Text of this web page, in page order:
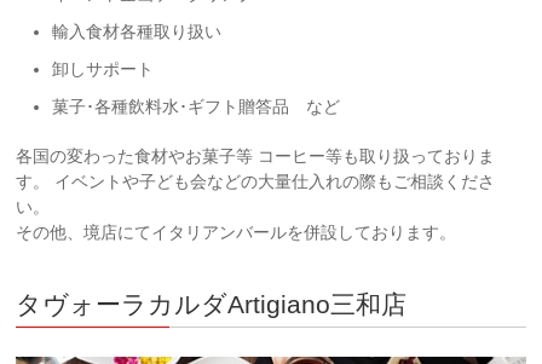
輸入食材各種取り扱い
卸しサポート
菓子･各種飲料水･ギフト贈答品 など
各国の変わった食材やお菓子等 コーヒー等も取り扱っておりま
す。 イベントや子ども会などの大量仕入れの際もご相談くださ
い。
その他、境店にてイタリアンバールを併設しております。
タヴォーラカルダArtigiano三和店